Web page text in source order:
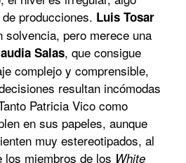
producciones. Luis Tosar
solvencia, pero merece una
Salas, que consigue
complejo y comprensible,
resultan incómodas
Patricia Vico como
en sus papeles, aunque
muy estereotipados, al
los miembros de los White